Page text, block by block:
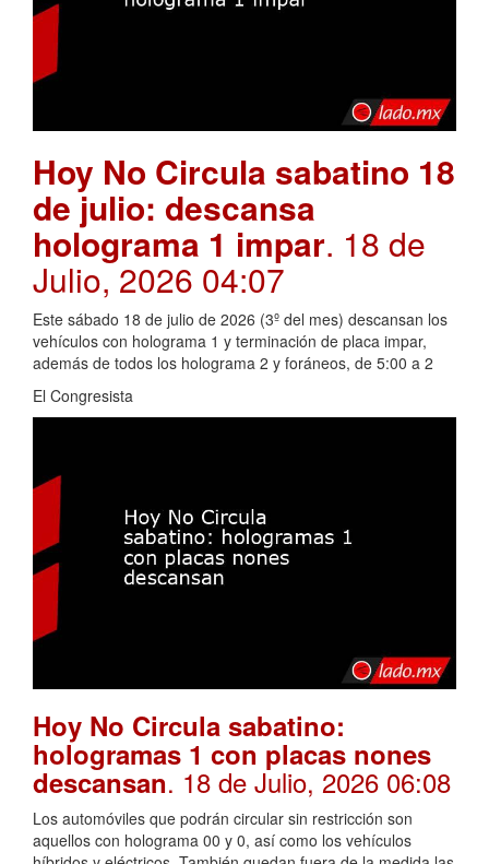
Hoy No Circula sabatino 18
de julio: descansa
holograma 1 impar. 18 de
Julio, 2026 04:07
Este sábado 18 de julio de 2026 (3º del mes) descansan los
vehículos con holograma 1 y terminación de placa impar,
además de todos los holograma 2 y foráneos, de 5:00 a 2
El Congresista
Hoy No Circula sabatino:
hologramas 1 con placas nones
descansan. 18 de Julio, 2026 06:08
Los automóviles que podrán circular sin restricción son
aquellos con holograma 00 y 0, así como los vehículos